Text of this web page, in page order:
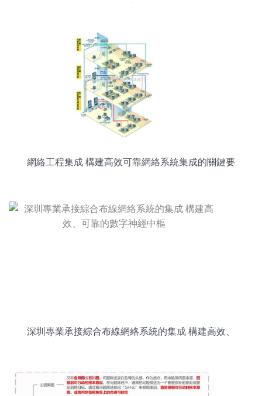
網絡工程集成 構建高效可靠網絡系統集成的關鍵要
深圳專業承接綜合布線網絡系統的集成 構建高效、